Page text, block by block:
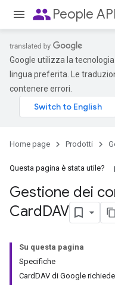
peoplePeople API
Google utilizza la
lingua preferita. Le
contenere errori.
Home page Prodotti
Questa pagina è stata utile?
Gestione dei
CardDAV
Su questa pagina
Specifiche
CardDAV di Google